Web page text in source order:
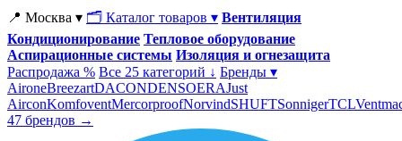
📍 Москва ▾ 🗂 Каталог товаров ▾ Вентиляция
Кондиционирование Тепловое оборудование
Аспирационные системы Изоляция и огнезащита
Распродажа % Все 25 категорий ↓ Бренды ▾
AironeBreezartDACONDENSOERAJust
AirconKomfoventMercorproofNorvindSHUFTSonnigerTCL
47 брендов →